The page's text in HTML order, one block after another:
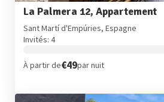
La Palmera 12, Appartement
Sant Martí d'Empúries, Espagne
Invités: 4
À partir de€49par nuit